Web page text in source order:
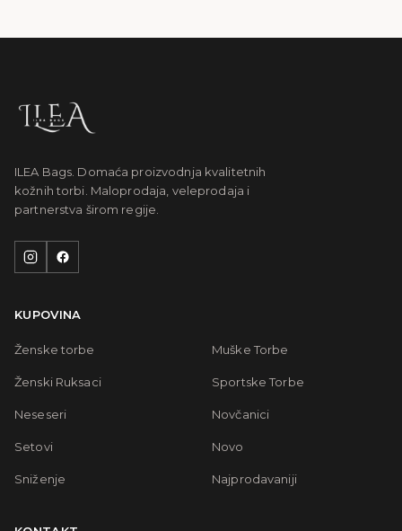
ILEA Bags. Domaća proizvodnja kvalitetnih
kožnih torbi. Maloprodaja, veleprodaja i
partnerstva širom regije.
KUPOVINA
Ženske torbe Muške Torbe
Ženski Ruksaci Sportske Torbe
Neseseri Novčanici
Setovi Novo
Sniženje Najprodavaniji